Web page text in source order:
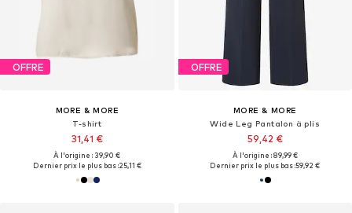
OFFRE
MORE & MORE
T-shirt
31,41 €
À l'origine : 39,90 €
Dernier prix le plus bas :25,11 €
OFFRE
MORE & MORE
Wide Leg Pantalon à plis
59,42 €
À l'origine : 89,99 €
Dernier prix le plus bas :59,92 €